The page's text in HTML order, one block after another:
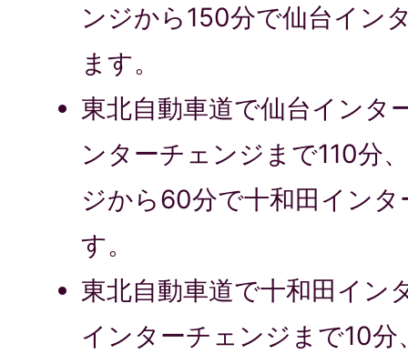
ンジから150分で仙台イン
ます。
東北自動車道で仙台インタ
ンターチェンジまで110分
ジから60分で十和田イン
す。
東北自動車道で十和田イン
インターチェンジまで10